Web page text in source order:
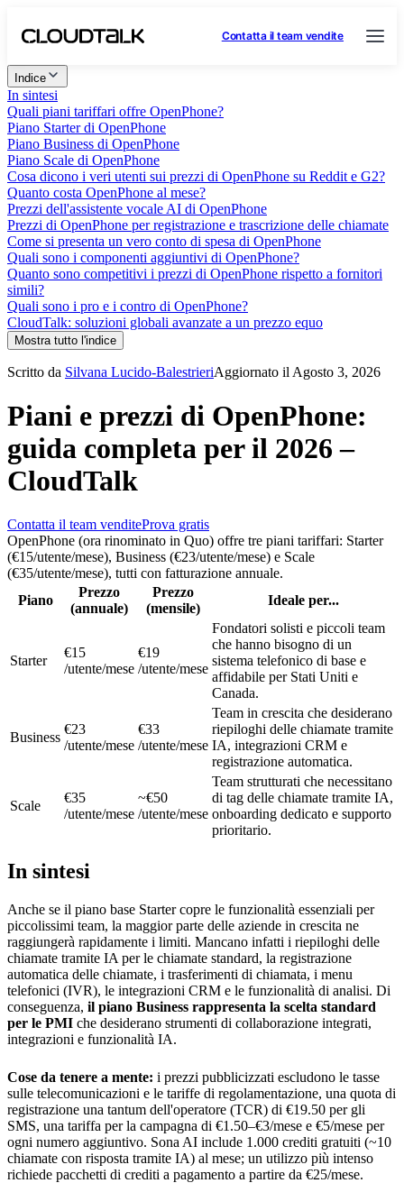
Contatta il team vendite
Indice
In sintesi
Quali piani tariffari offre OpenPhone?
Piano Starter di OpenPhone
Piano Business di OpenPhone
Piano Scale di OpenPhone
Cosa dicono i veri utenti sui prezzi di OpenPhone su Reddit e G2?
Quanto costa OpenPhone al mese?
Prezzi dell'assistente vocale AI di OpenPhone
Prezzi di OpenPhone per registrazione e trascrizione delle chiamate
Come si presenta un vero conto di spesa di OpenPhone
Quali sono i componenti aggiuntivi di OpenPhone?
Quanto sono competitivi i prezzi di OpenPhone rispetto a fornitori
simili?
Quali sono i pro e i contro di OpenPhone?
CloudTalk: soluzioni globali avanzate a un prezzo equo
Mostra tutto l'indice
Scritto da Silvana Lucido-BalestrieriAggiornato il Agosto 3, 2026
Piani e prezzi di OpenPhone:
guida completa per il 2026 –
CloudTalk
Contatta il team venditeProva gratis
OpenPhone (ora rinominato in Quo) offre tre piani tariffari: Starter
(€15/utente/mese), Business (€23/utente/mese) e Scale
(€35/utente/mese), tutti con fatturazione annuale.
Piano
Prezzo
(annuale)
Prezzo
(mensile)
Ideale per...
Starter
€15
/utente/mese
€19
/utente/mese
Fondatori solisti e piccoli team
che hanno bisogno di un
sistema telefonico di base e
affidabile per Stati Uniti e
Canada.
Business
€23
/utente/mese
€33
/utente/mese
Team in crescita che desiderano
riepiloghi delle chiamate tramite
IA, integrazioni CRM e
registrazione automatica.
Scale
€35
/utente/mese
~€50
/utente/mese
Team strutturati che necessitano
di tag delle chiamate tramite IA,
onboarding dedicato e supporto
prioritario.
In sintesi
Anche se il piano base Starter copre le funzionalità essenziali per
piccolissimi team, la maggior parte delle aziende in crescita ne
raggiungerà rapidamente i limiti. Mancano infatti i riepiloghi delle
chiamate tramite IA per le chiamate standard, la registrazione
automatica delle chiamate, i trasferimenti di chiamata, i menu
telefonici (IVR), le integrazioni CRM e le funzionalità di analisi. Di
conseguenza, il piano Business rappresenta la scelta standard
per le PMI che desiderano strumenti di collaborazione integrati,
integrazioni e funzionalità IA.
Cose da tenere a mente: i prezzi pubblicizzati escludono le tasse
sulle telecomunicazioni e le tariffe di regolamentazione, una quota di
registrazione una tantum dell'operatore (TCR) di €19.50 per gli
SMS, una tariffa per la campagna di €1.50–€3/mese e €5/mese per
ogni numero aggiuntivo. Sona AI include 1.000 crediti gratuiti (~10
chiamate con risposta tramite IA) al mese; un utilizzo più intenso
richiede pacchetti di crediti a pagamento a partire da €25/mese.